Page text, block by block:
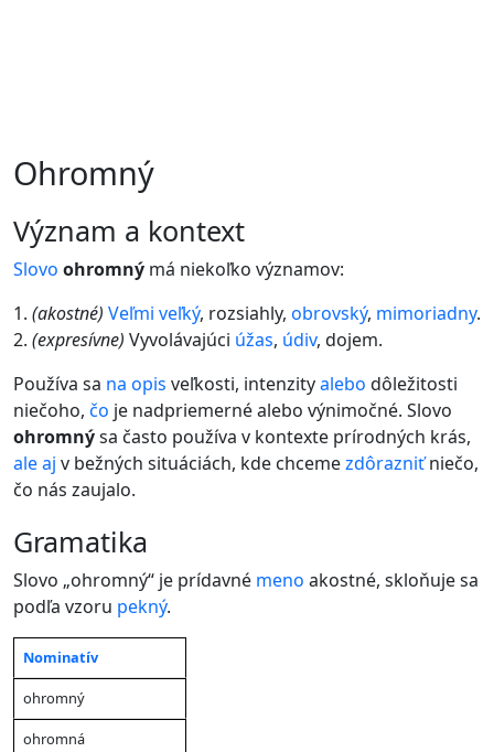
Ohromný
význam a kontext
Slovo ohromný má niekoľko významov:
1. (akostné) Veľmi veľký, rozsiahly, obrovský, mimoriadny.
2. (expresívne) Vyvolávajúci úžas, údiv, dojem.
Používa sa na opis veľkosti, intenzityalebo dôležitosti
niečoho, čo je nadpriemerné alebo výnimočné. Slovo
ohromnýsa často používa v kontexte prírodných krás,
aleaj v bežných situáciách, kde chcemezdôrazniťniečo,
čo nás zaujalo.
gramatika
Slovo „ohromný“ je prídavné meno akostné, skloňuje sa
podľa vzoru pekný.
Pád
Jednotné
číslo–
mužský
rod
číslo
ženský
Nominatív
ohromný
ohromná